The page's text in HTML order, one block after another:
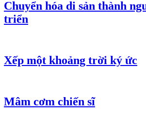
Chuyển hóa di sản thành
triển
Xếp một khoảng trời ký ức
Mâm cơm chiến sĩ